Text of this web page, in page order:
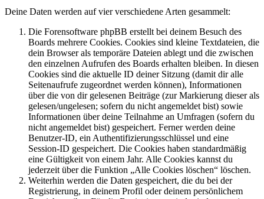
Deine Daten werden auf vier verschiedene Arten gesammelt:
Die Forensoftware phpBB erstellt bei deinem Besuch des
Boards mehrere Cookies. Cookies sind kleine Textdateien, die
dein Browser als temporäre Dateien ablegt und die zwischen
den einzelnen Aufrufen des Boards erhalten bleiben. In diesen
Cookies sind die aktuelle ID deiner Sitzung (damit dir alle
Seitenaufrufe zugeordnet werden können), Informationen
über die von dir gelesenen Beiträge (zur Markierung dieser als
gelesen/ungelesen; sofern du nicht angemeldet bist) sowie
Informationen über deine Teilnahme an Umfragen (sofern du
nicht angemeldet bist) gespeichert. Ferner werden deine
Benutzer-ID, ein Authentifizierungsschlüssel und eine
Session-ID gespeichert. Die Cookies haben standardmäßig
eine Gültigkeit von einem Jahr. Alle Cookies kannst du
jederzeit über die Funktion „Alle Cookies löschen“ löschen.
Weiterhin werden die Daten gespeichert, die du bei der
Registrierung, in deinem Profil oder deinem persönlichem